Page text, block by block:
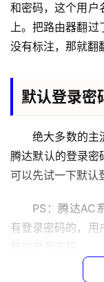
1
9
.
0
.
1
和密码，这个用户
上。把路由器翻过
没有标注，那就翻
默认登录密
绝大多数的主
腾达默认的登录密
可以先试一下默认
PS：腾达AC
有登录密码的，用